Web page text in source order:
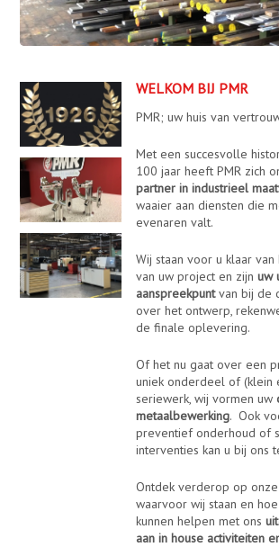
WELKOM BIJ PMR
PMR; uw huis van
Met een succesvolle
100 jaar heeft PMR zich
partner in industrieel
waaier aan diensten die
evenaren valt.
Wij staan voor u klaar
van uw project en zijnuw
aanspreekpuntvan bij de
over het ontwerp,
de finale oplevering.
Of het nu gaat over een
uniek onderdeel of (klein
seriewerk, wij vormen uw
metaalbewerking. Ook
preventief onderhoud of
interventies kan u bij ons
Ontdek verderop op
waarvoor wij staan en
kunnen helpen met ons
aan in house activiteiten